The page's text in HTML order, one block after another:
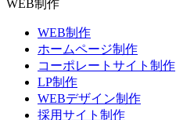
WEB制作
WEB制作
ホームページ制作
コーポレートサイト制作
LP制作
WEBデザイン制作
採用サイト制作